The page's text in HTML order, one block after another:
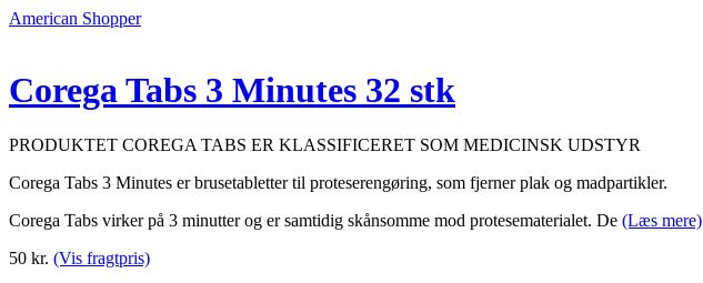
American Shopper
Corega Tabs 3 Minutes 32 stk
PRODUKTET COREGA TABS ER KLASSIFICERET SOM MEDICINSK UDSTYR
Corega Tabs 3 Minutes er brusetabletter til proteserengøring, som fjerner plak og madpartikler.
Corega Tabs virker på 3 minutter og er samtidig skånsomme mod protesematerialet. De (Læs mere)
50 kr. (Vis fragtpris)